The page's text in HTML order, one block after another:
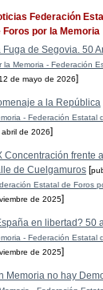
Federación
Foros por la Memoria
Fuga de Segovia. 50
la Memoria - Federación
de mayo de 2026]
a la República
- Federación Estatal
de 2026]
Concentración frente
de Cuelgamuros [
Estatal de Foros
de 2025]
en libertad? 50
- Federación Estatal
de 2025]
Memoria no hay